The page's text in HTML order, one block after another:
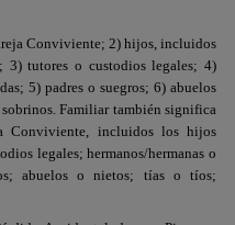
Conviviente; 2) hijos, incluidos
3) tutores o custodios legales; 4)
5) padres o suegros; 6) abuelos
Familiar también significa
Conviviente, incluidos los hijos
legales; hermanos/hermanas o
abuelos o nietos; tías o tíos;